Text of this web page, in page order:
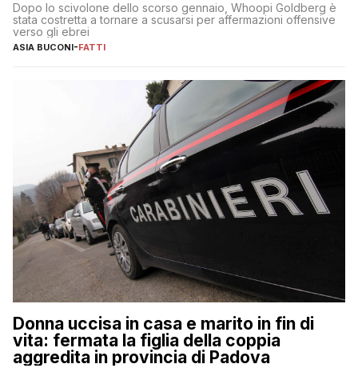
Dopo lo scivolone dello scorso gennaio, Whoopi Goldberg è
stata costretta a tornare a scusarsi per affermazioni offensive
verso gli ebrei
ASIA BUCONI-FATTI
Donna uccisa in casa e marito in fin di
vita: fermata la figlia della coppia
aggredita in provincia di Padova